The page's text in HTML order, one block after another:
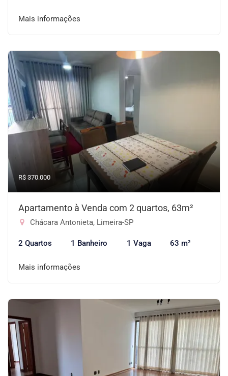
Mais informações
R$ 370.000
Apartamento à Venda com 2 quartos, 63m²
Chácara Antonieta, Limeira-SP
2 Quartos 1 Banheiro 1 Vaga 63 m²
Mais informações